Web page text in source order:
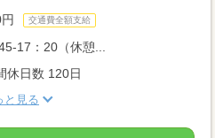
交通費全額支給
17：20（休憩...
休日数 120日
と見る